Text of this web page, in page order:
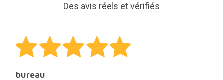
Des avis réels et vérifiés
bureau